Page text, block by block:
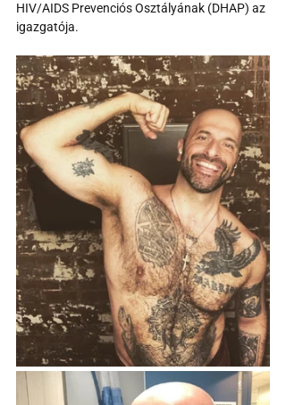
HIV/AIDS Prevenciós Osztályának (DHAP) az
igazgatója.